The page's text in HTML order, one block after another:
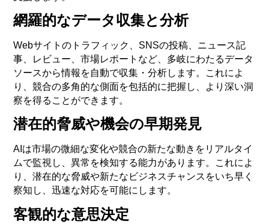
網羅的なデータ収集と分析
Webサイトのトラフィック、SNSの投稿、ニュース記
事、レビュー、市場レポートなど、多岐にわたるデータ
ソースから情報を自動で収集・分析します。これによ
り、競合の多角的な側面を包括的に把握し、より深い洞
察を得ることができます。
潜在的脅威や機会の早期発見
AIは市場の微細な変化や競合の新たな動きをリアルタイ
ムで監視し、異常を検知する能力があります。これによ
り、潜在的な脅威や新たなビジネスチャンスをいち早く
察知し、迅速な対応を可能にします。
客観的な意思決定